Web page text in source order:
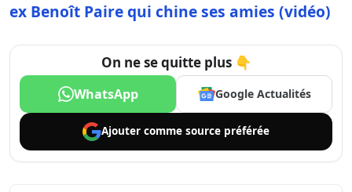
ex Benoît Paire qui chine ses amies (vidéo)
On ne se quitte plus 👇
WhatsApp Google Actualités
Ajouter comme source préférée